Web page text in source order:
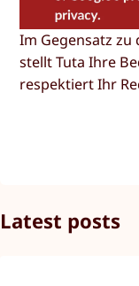
Im Gegensatz zu
stellt Tuta Ihre
respektiert Ihr
Latest posts